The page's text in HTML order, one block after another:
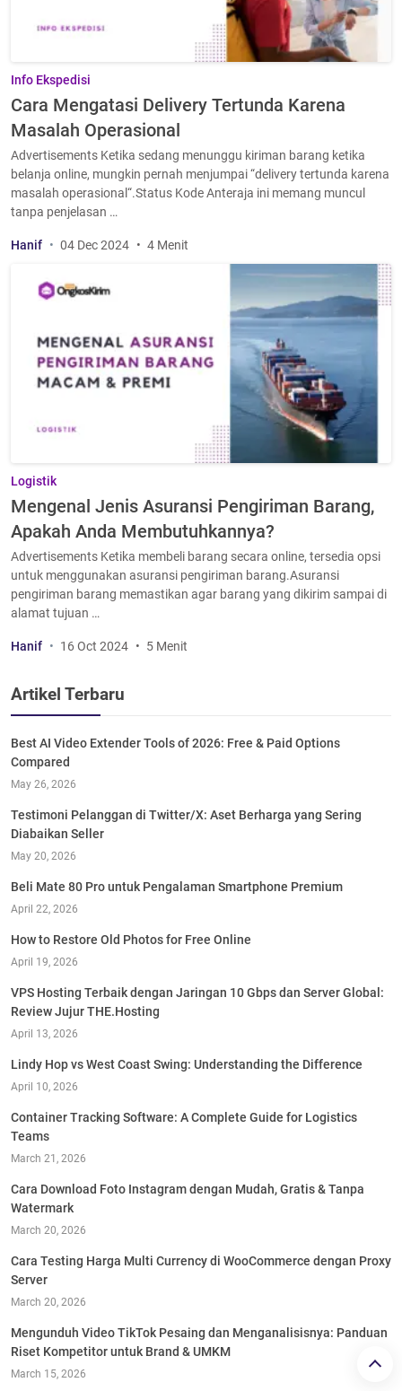
Info Ekspedisi
Cara Mengatasi Delivery Tertunda Karena
Masalah Operasional
Advertisements Ketika sedang menunggu kiriman barang ketika
belanja online, mungkin pernah menjumpai “delivery tertunda karena
masalah operasional“.Status Kode Anteraja ini memang muncul
tanpa penjelasan …
Hanif 04 Dec 2024 4 Menit
Logistik
Mengenal Jenis Asuransi Pengiriman Barang,
Apakah Anda Membutuhkannya?
Advertisements Ketika membeli barang secara online, tersedia opsi
untuk menggunakan asuransi pengiriman barang.Asuransi
pengiriman barang memastikan agar barang yang dikirim sampai di
alamat tujuan …
Hanif 16 Oct 2024 5 Menit
Artikel Terbaru
Best AI Video Extender Tools of 2026: Free & Paid Options
Compared
May 26, 2026
Testimoni Pelanggan di Twitter/X: Aset Berharga yang Sering
Diabaikan Seller
May 20, 2026
Beli Mate 80 Pro untuk Pengalaman Smartphone Premium
April 22, 2026
How to Restore Old Photos for Free Online
April 19, 2026
VPS Hosting Terbaik dengan Jaringan 10 Gbps dan Server Global:
Review Jujur THE.Hosting
April 13, 2026
Lindy Hop vs West Coast Swing: Understanding the Difference
April 10, 2026
Container Tracking Software: A Complete Guide for Logistics
Teams
March 21, 2026
Cara Download Foto Instagram dengan Mudah, Gratis & Tanpa
Watermark
March 20, 2026
Cara Testing Harga Multi Currency di WooCommerce dengan Proxy
Server
March 20, 2026
Mengunduh Video TikTok Pesaing dan Menganalisisnya: Panduan
Riset Kompetitor untuk Brand & UMKM
March 15, 2026